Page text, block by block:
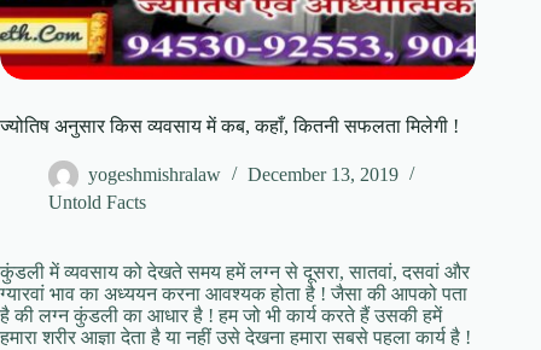
ज्योतिष अनुसार किस व्यवसाय में कब, कहाँ, कितनी सफलता मिलेगी !
yogeshmishralaw
December 13, 2019
Untold Facts
कुंडली में व्यवसाय को देखते समय हमें लग्न से दूसरा, सातवां, दसवां और
ग्यारवां भाव का अध्ययन करना आवश्यक होता है ! जैसा की आपको पता
है की लग्न कुंडली का आधार है ! हम जो भी कार्य करते हैं उसकी हमें
हमारा शरीर आज्ञा देता है या नहीं उसे देखना हमारा सबसे पहला कार्य है !